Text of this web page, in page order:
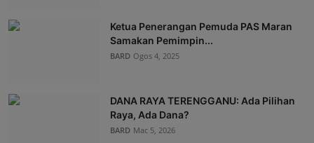
Ketua Penerangan Pemuda PAS Maran
Samakan Pemimpin...
BARD Ogos 4, 2025
DANA RAYA TERENGGANU: Ada Pilihan
Raya, Ada Dana?
BARD Mac 5, 2026